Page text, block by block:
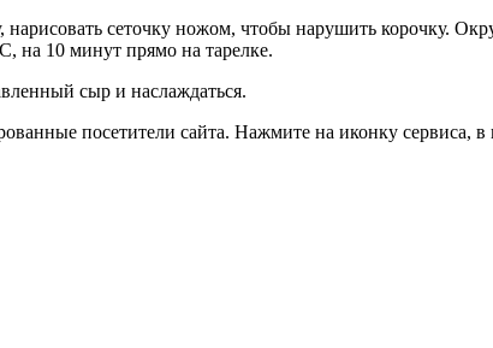
сеточку ножом, чтобы нарушить корочку.
на 10 минут прямо на тарелке.
сыр и наслаждаться.
посетители сайта. Нажмите на иконку сервиса, в